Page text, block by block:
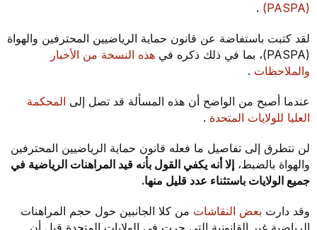
.
لقد كتبت باستفاضة عن قانون حماية الرياضيين المحترفين والهواة
هذه النسخة من الأخبار
والملاحظات.
عندما أصبح من الواضح أن هذه المسألة قد تصل إلى المحكمة
العليا للولايات المتحدة.
لن نتطرق إلى تفاصيل ما فعله قانون حماية الرياضيين المحترفين
والهواة بالضبط،إلا أنه يكفي القول بأنه قيد المراهنات الرياضية في
جميع الولايات باستثناء عدد قليل منها.
وقد دارتبعض النقاشاتمن كلا الجانبين حول حجم المراهنات